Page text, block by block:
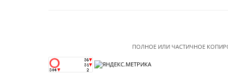
ПОЛНОЕ ИЛИ ЧАСТИЧНОЕ